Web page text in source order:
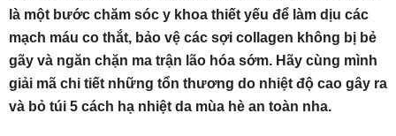
là một bước chăm sóc y khoa thiết yếu để làm dịu các
mạch máu co thắt, bảo vệ các sợi collagen không bị bẻ
gãy và ngăn chặn ma trận lão hóa sớm. Hãy cùng mình
giải mã chi tiết những tổn thương do nhiệt độ cao gây ra
và bỏ túi 5 cách hạ nhiệt da mùa hè an toàn nha.